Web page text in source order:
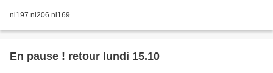
nl197 nl206 nl169
En pause ! retour lundi 15.10